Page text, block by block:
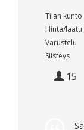
Tilan kunto
Hinta/laatu
Varustelu
Siisteys
15